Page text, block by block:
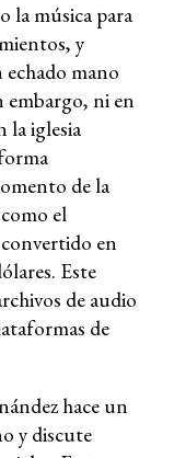
la música para
y
mano
embargo, ni en
la iglesia
de la
el
en
Este
de audio
de
hace un
y discute